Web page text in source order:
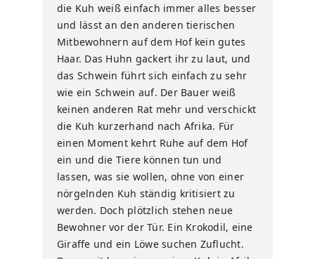
die Kuh weiß einfach immer alles besser
und lässt an den anderen tierischen
Mitbewohnern auf dem Hof kein gutes
Haar. Das Huhn gackert ihr zu laut, und
das Schwein führt sich einfach zu sehr
wie ein Schwein auf. Der Bauer weiß
keinen anderen Rat mehr und verschickt
die Kuh kurzerhand nach Afrika. Für
einen Moment kehrt Ruhe auf dem Hof
ein und die Tiere können tun und
lassen, was sie wollen, ohne von einer
nörgelnden Kuh ständig kritisiert zu
werden. Doch plötzlich stehen neue
Bewohner vor der Tür. Ein Krokodil, eine
Giraffe und ein Löwe suchen Zuflucht.